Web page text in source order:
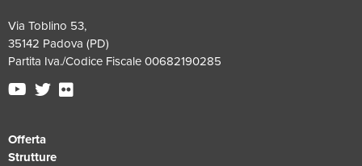
Via Toblino 53,
35142 Padova (PD)
Partita Iva./Codice Fiscale 00682190285
Offerta
Strutture